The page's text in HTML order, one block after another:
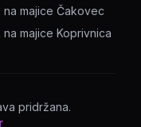
na majice Čakovec
na majice Koprivnica
pridržana.